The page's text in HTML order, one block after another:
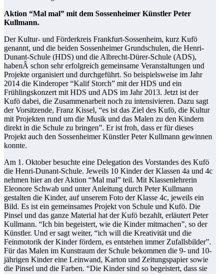
Aktion “Mal mal” mit dem Sossenheimer Künstler Peter
Kullmann.
Der Kultur- und Förderkreis Frankfurt-Sossenheim, kurz Kufö
genannt, und die beiden Sossenheimer Grundschulen, die Henri-
Dunant-Schule (HDS) und die Albrecht-Dürer-Schule (ADS),
habenÂ schon sehr erfolgreich gemeinsame Veranstaltungen und
Projekte organisiert und durchgeführt. So beispielsweise im Jahr
2014 die Kinderoper “Kalif Storch” mit der HDS und ein
Frühlingskonzert mit HDS und ADS im Jahr 2013. Jetzt ist der
Kufö dabei, die Zusammenarbeit noch zu intensivieren. Dazu sagt
der Vorsitzende, Franz Kissel, “es ist das Ziel des Kufö, die Kultur
mit Projekten rund um die Musik und das Malen zu den Kindern
direkt in die Schule zu bringen”. Er ist froh, dass er für dieses
Projekt auch den Sossenheimer Künstler Peter Kullmann gewinnen
konnte.
Am 1. Oktober besuchte eine Delegation des Vorstandes des Kufö
die Henri-Dunant-Schule. Jeweils 10 Kinder der Klassen 4a und 4c
nehmen hier an der Aktion “Mal mal” teil. Mit Klassenlehrerin
Eleonore Schwab und unter Anleitung durch Peter Kullmann
gestalten die Kinder, auf unserem Foto der Klasse 4c, jeweils ein
Bild. Es ist ein gemeinsames Projekt von Schule und Kufö. Die
Pinsel und das ganze Material hat der Kufö bezahlt, erläutert Peter
Kullmann. “Ich bin begeistert, wie die Kinder mitmachen”, so der
Künstler. Und er sagt weiter, “ich will die Kreativität und die
Feinmotorik der Kinder fördern, es entstehen immer Zufallsbilder”.
Für das Malen im Kunstraum der Schule bekommen die 9- und 10-
jährigen Kinder eine Leinwand, Karton und Zeitungspapier sowie
die Pinsel und die Farben. “Die Kinder sind so begeistert, dass sie